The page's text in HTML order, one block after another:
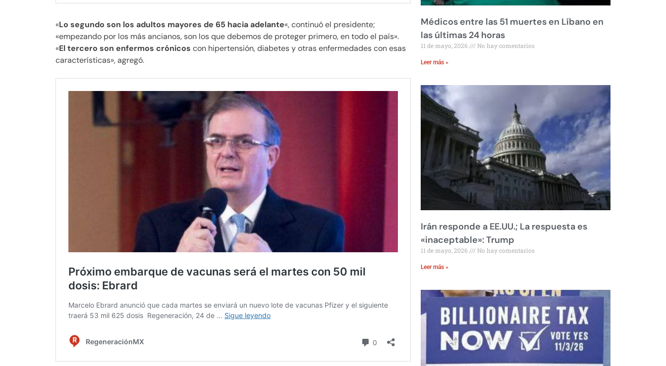
«Lo segundo son los adultos mayores de 65 hacia adelante«, continuó el presidente;
«empezando por los más ancianos, son los que debemos de proteger primero, en todo el país».
«El tercero son enfermos crónicos con hipertensión, diabetes y otras enfermedades con esas
características», agregó.
Médicos entre las 51 muertes en Líbano en
las últimas 24 horas
11 de mayo, 2026 No hay comentarios
Leer más »
Irán responde a EE.UU.; La respuesta es
«inaceptable»: Trump
11 de mayo, 2026 No hay comentarios
Leer más »